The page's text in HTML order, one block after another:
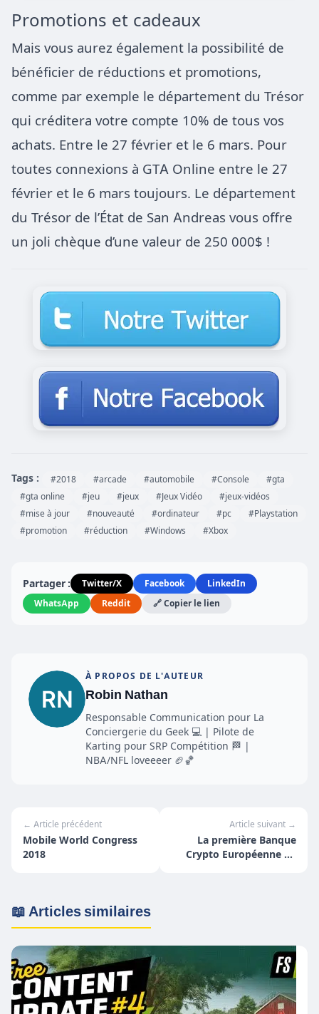
Promotions et cadeaux
Mais vous aurez également la possibilité de
bénéficier de réductions et promotions,
comme par exemple le département du Trésor
qui créditera votre compte 10% de tous vos
achats. Entre le 27 février et le 6 mars. Pour
toutes connexions à GTA Online entre le 27
février et le 6 mars toujours. Le département
du Trésor de l’État de San Andreas vous offre
un joli chèque d’une valeur de 250 000$ !
Tags : #2018 #arcade #automobile #Console
#gta
#gta online
#jeu #jeux #Jeux Vidéo
#jeux-vidéos
#mise à jour
#nouveauté #ordinateur #pc
#Playstation
#promotion
#réduction #Windows #Xbox
Partager : Twitter/X Facebook
LinkedIn
WhatsApp
Reddit 🔗 Copier le lien
À PROPOS DE L'AUTEUR
Robin Nathan
Responsable Communication pour La
Conciergerie du Geek 💻 | Pilote de
Karting pour SRP Compétition 🏁 |
NBA/NFL loveeeer 🏈🏀
← Article précédent
Mobile World Congress
2018
Article suivant →
La première Banque
Crypto Européenne en
📖 Articles similaires